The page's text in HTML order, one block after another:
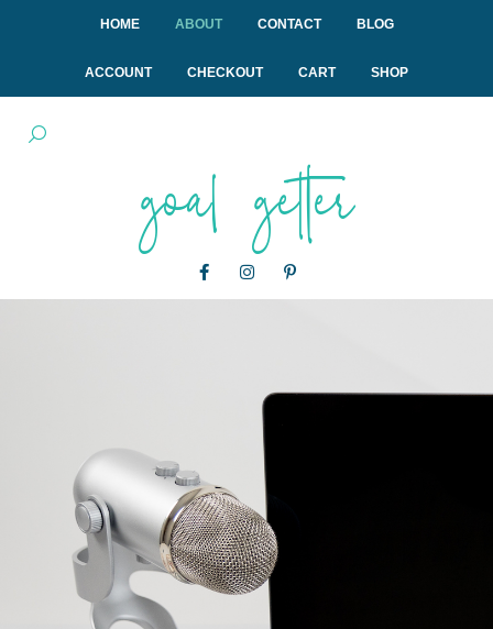
HOME ABOUT CONTACT BLOG
ACCOUNT CHECKOUT CART SHOP
goal getter